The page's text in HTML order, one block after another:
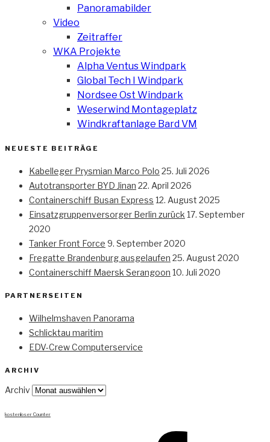
Panoramabilder
Video
Zeitraffer
WKA Projekte
Alpha Ventus Windpark
Global Tech I Windpark
Nordsee Ost Windpark
Weserwind Montageplatz
Windkraftanlage Bard VM
NEUESTE BEITRÄGE
Kabelleger Prysmian Marco Polo 25. Juli 2026
Autotransporter BYD Jinan 22. April 2026
Containerschiff Busan Express 12. August 2025
Einsatzgruppenversorger Berlin zurück 17. September
2020
Tanker Front Force 9. September 2020
Fregatte Brandenburg ausgelaufen 25. August 2020
Containerschiff Maersk Serangoon 10. Juli 2020
PARTNERSEITEN
Wilhelmshaven Panorama
Schlicktau maritim
EDV-Crew Computerservice
ARCHIV
Archiv
kostenloser Counter